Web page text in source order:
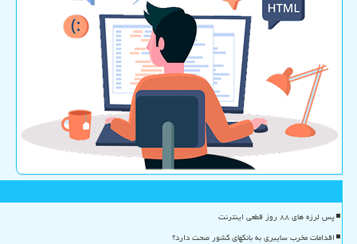
پس لرزه های ۸۸ روز قطعی اینترنت
اقدامات مخرب سایبری به بانکهای کشور صحت دارد؟